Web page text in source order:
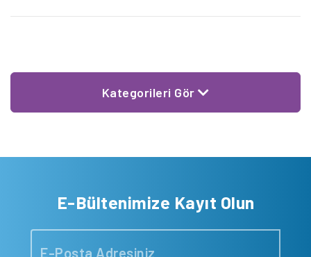
Çelik Sivil Sayfalar için raporu değerlendirdi.
Kategorileri Gör
E-Bültenimize Kayıt Olun